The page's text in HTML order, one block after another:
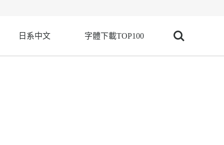
日系中文 字體下載TOP100